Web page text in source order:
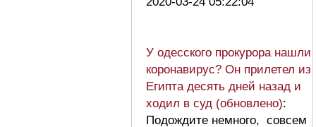
У одесского прокурора нашли
коронавирус? Он прилетел из
Египта десять дней назад и
ходил в суд (обновлено):
Подождите немного, совсем